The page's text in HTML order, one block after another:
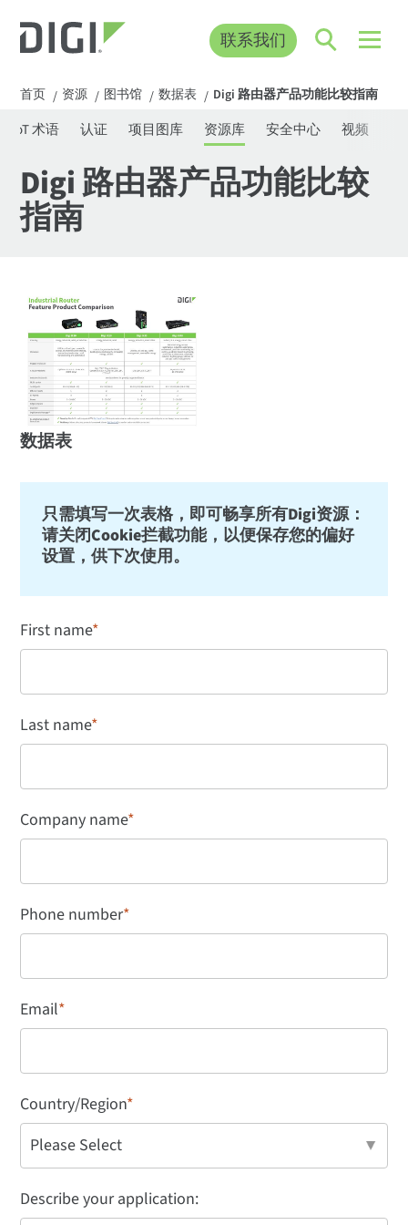
联系我们
首页 / 资源 / 图书馆 / 数据表 / Digi 路由器产品功能比较指南
IoT 术语 认证 项目图库 资源库 安全中心 视频
Digi 路由器产品功能比较
指南
只需填写一次表格，即可畅享所有Digi资源：
请关闭Cookie拦截功能，以便保存您的偏好
设置，供下次使用。
First name*
Last name*
Company name*
Phone number*
Email*
Country/Region*
Describe your application:
数据表